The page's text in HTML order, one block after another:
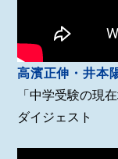
高濱正伸・井本
「中学受験の現
ダイジェスト